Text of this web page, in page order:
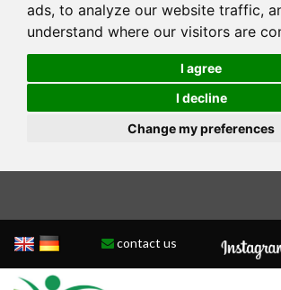
ads, to analyze our website traffic,
understand where our visitors are
I agree
I decline
Change my preferences
contact us